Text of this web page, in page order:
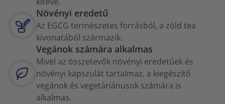
Növényi eredetű
Az EGCG természetes forrásból, a zöld tea
kivonatából származik.
Vegánok számára alkalmas
Mivel az összetevők növényi eredetűek és
növényi kapszulát tartalmaz, a kiegészítő
vegánok és vegetáriánusok számára is
alkalmas.